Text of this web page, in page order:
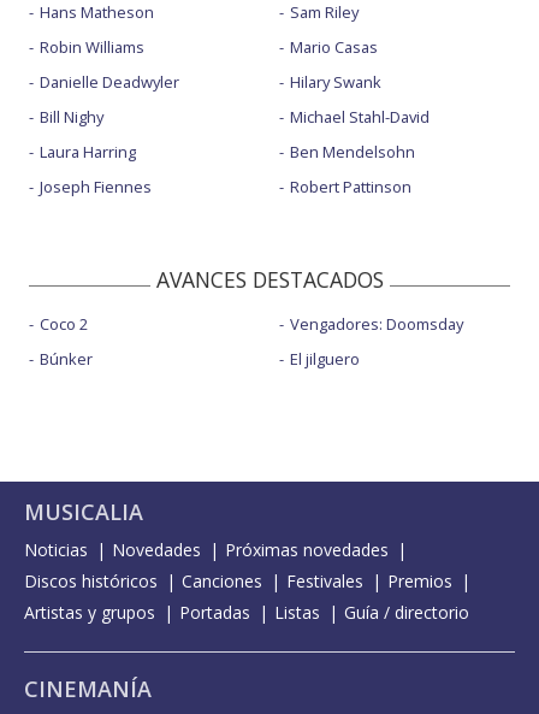
Hans Matheson
Robin Williams
Danielle Deadwyler
Bill Nighy
Laura Harring
Joseph Fiennes
Sam Riley
Mario Casas
Hilary Swank
Michael Stahl-David
Ben Mendelsohn
Robert Pattinson
AVANCES DESTACADOS
Coco 2
Búnker
Vengadores: Doomsday
El jilguero
MUSICALIA
Noticias Novedades
Próximas novedades
Discos históricos
Canciones Festivales
Premios
Artistas y grupos
Portadas Listas Guía / directorio
CINEMANÍA